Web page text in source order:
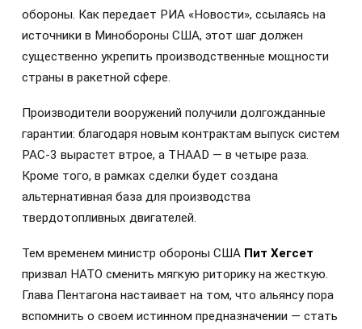
обороны. Как передает РИА «Новости», ссылаясь на
источники в Минобороны США, этот шаг должен
существенно укрепить производственные мощности
страны в ракетной сфере.
Производители вооружений получили долгожданные
гарантии: благодаря новым контрактам выпуск систем
PAC-3 вырастет втрое, а THAAD — в четыре раза.
Кроме того, в рамках сделки будет создана
альтернативная база для производства
твердотопливных двигателей.
Тем временем министр обороны США Пит Хегсет
призвал НАТО сменить мягкую риторику на жесткую.
Глава Пентагона настаивает на том, что альянсу пора
вспомнить о своем истинном предназначении — стать